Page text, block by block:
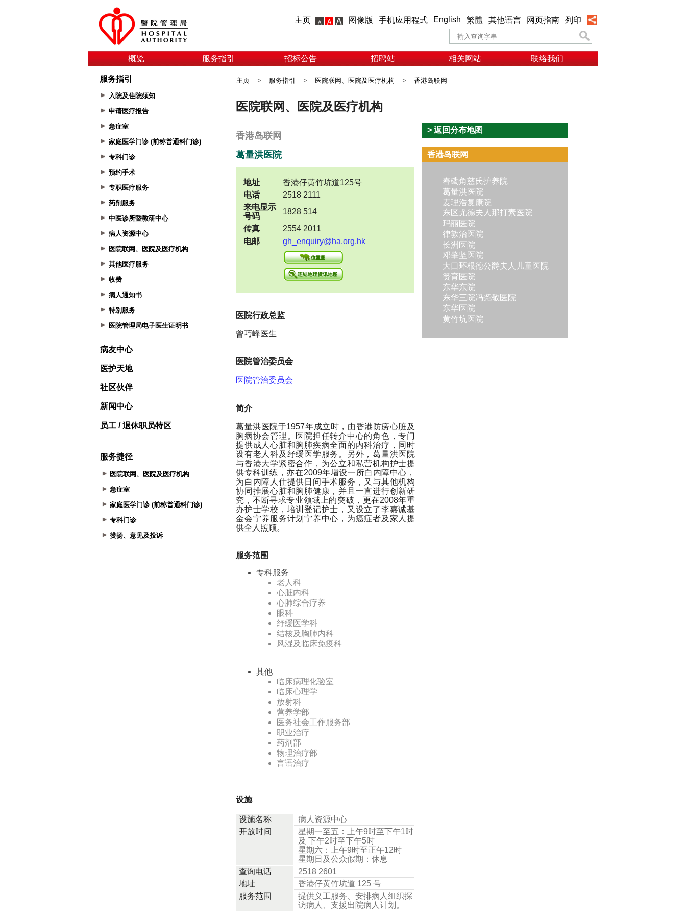
主页 图像版 手机应用程式 English 繁體 其他语言 网页指南 列印
概览 服务指引 招标公告 招聘站 相关网站 联络我们
服务指引
入院及住院须知
申请医疗报告
急症室
家庭医学门诊 (前称普通科门诊)
专科门诊
预约手术
专职医疗服务
药剂服务
中医诊所暨教研中心
病人资源中心
医院联网、医院及医疗机构
其他医疗服务
收费
病人通知书
特别服务
医院管理局电子医生证明书
病友中心
医护天地
社区伙伴
新闻中心
员工 / 退休职员特区
服务捷径
医院联网、医院及医疗机构
急症室
家庭医学门诊 (前称普通科门诊)
专科门诊
赞扬、意见及投诉
主页 > 服务指引 > 医院联网、医院及医疗机构 > 香港岛联网